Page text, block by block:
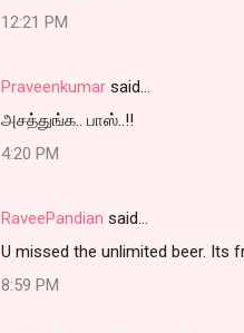
12:21 PM
Praveenkumar said…
அசத்துங்க.. பாஸ்..!!
4:20 PM
RaveePandian said…
U missed the unlimited beer. Its
8:59 PM